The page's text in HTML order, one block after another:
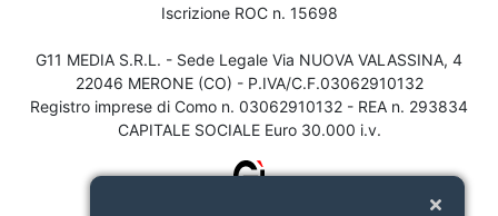
Iscrizione ROC n. 15698
G11 MEDIA S.R.L. - Sede Legale Via NUOVA VALASSINA, 4
22046 MERONE (CO) - P.IVA/C.F.03062910132
Registro imprese di Como n. 03062910132 - REA n. 293834
CAPITALE SOCIALE Euro 30.000 i.v.